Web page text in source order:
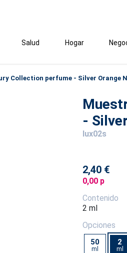
Salud Hogar
Collection perfume - Silver Orange
-
lux02s
2,40 €
0,00 p
Contenido
2 ml
Opciones
50
ml
2
ml